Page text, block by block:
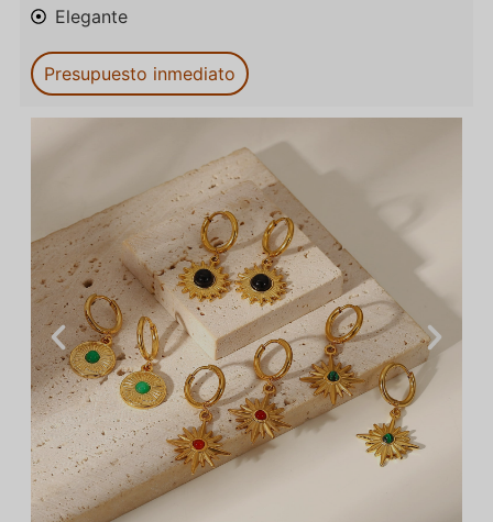
Elegante
Presupuesto inmediato